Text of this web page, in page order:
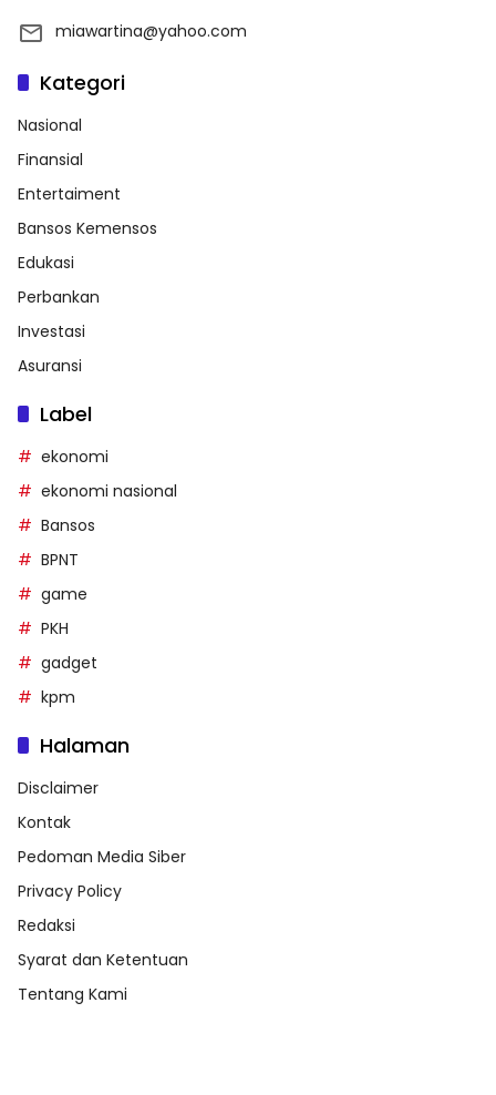
miawartina@yahoo.com
Kategori
Nasional
Finansial
Entertaiment
Bansos Kemensos
Edukasi
Perbankan
Investasi
Asuransi
Label
ekonomi
ekonomi nasional
Bansos
BPNT
game
PKH
gadget
kpm
Halaman
Disclaimer
Kontak
Pedoman Media Siber
Privacy Policy
Redaksi
Syarat dan Ketentuan
Tentang Kami